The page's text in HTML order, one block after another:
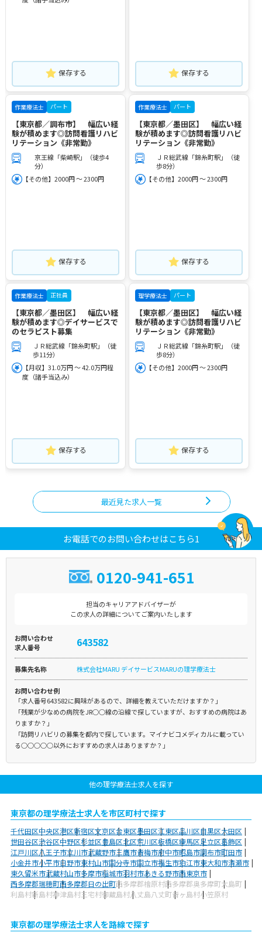
保存する 保存する
作業療法士 パート
【東京都／調布市】 幅広い経
験が積めます◎訪問看護リハビ
リテーション《非常勤》
京王線「柴崎駅」（徒歩4
分）
【その他】2000円 ～ 2300円
保存する
作業療法士 パート
【東京都／墨田区】 幅広い経
験が積めます◎訪問看護リハビ
リテーション《非常勤》
ＪＲ総武線「錦糸町駅」（徒
歩8分）
【その他】2000円 ～ 2300円
保存する
作業療法士 正社員
【東京都／墨田区】 幅広い経
験が積めます◎デイサービスで
のセラピスト募集
ＪＲ総武線「錦糸町駅」（徒
歩11分）
【月収】31.0万円 ～ 42.0万円程
度（諸手当込み）
保存する
理学療法士 パート
【東京都／墨田区】 幅広い経
験が積めます◎訪問看護リハビ
リテーション《非常勤》
ＪＲ総武線「錦糸町駅」（徒
歩8分）
【その他】2000円 ～ 2300円
保存する
最近見た求人一覧
お電話でのお問い合わせはこちら1
0120-941-651
担当のキャリアアドバイザーが
この求人の詳細についてご案内いたします
お問い合わせ
求人番号
643582
募集先名称 株式会社MARU デイサービスMARUの理学療法士
お問い合わせ例
「求人番号643582に興味があるので、詳細を教えていただけますか？」
「残業が少なめの病院をJR○○線の沿線で探していますが、おすすめの病院はあ
りますか？」
「訪問リハビリの募集を都内で探しています。マイナビコメディカルに載ってい
る○○○○○以外におすすめの求人はありますか？」
他の理学療法士求人を探す
東京都の理学療法士求人を市区町村で探す
千代田区中央区港区新宿区文京区台東区墨田区江東区品川区目黒区大田区
世田谷区渋谷区中野区杉並区豊島区北区荒川区板橋区練馬区足立区葛飾区
江戸川区八王子市立川市武蔵野市三鷹市青梅市府中市昭島市調布市町田市
小金井市小平市日野市東村山市国分寺市国立市福生市狛江市東大和市清瀬市
東久留米市武蔵村山市多摩市稲城市羽村市あきる野市西東京市
西多摩郡瑞穂町西多摩郡日の出町西多摩郡檜原村西多摩郡奥多摩町大島町
利島村新島村神津島村三宅村御蔵島村八丈島八丈町青ヶ島村小笠原村
東京都の理学療法士求人を路線で探す